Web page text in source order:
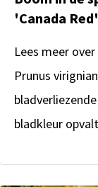
'Canada Red'
Lees meer
Prunus
bladkleur